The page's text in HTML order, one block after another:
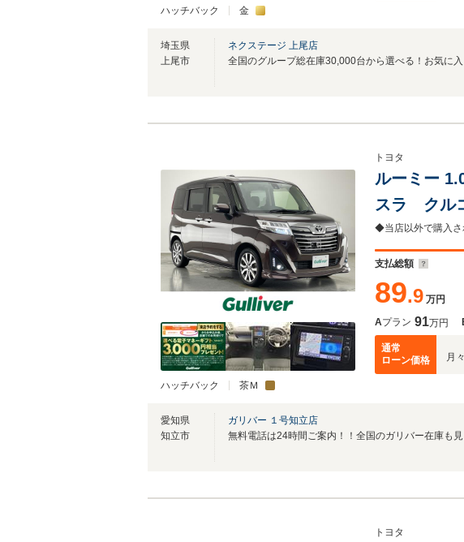
ハッチバック 金
埼玉県
上尾市
ネクステージ 上尾店
ハッチバック 茶Ｍ
トヨタ
ルーミー
スラ クル
突軽減 車
納ミラー
支払総額
89.9 万円
Aプラン 91万円
通常
ローン価格
月々
愛知県
知立市
ガリバー １号知立店
トヨタ